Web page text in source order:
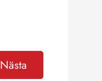
Nästa